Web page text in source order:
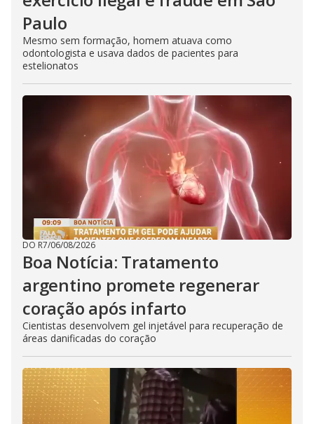
Paulo
Mesmo sem formação, homem atuava como
odontologista e usava dados de pacientes para
estelionatos
DO R7/06/08/2026
Boa Notícia: Tratamento
argentino promete regenerar
coração após infarto
Cientistas desenvolvem gel injetável para recuperação de
áreas danificadas do coração